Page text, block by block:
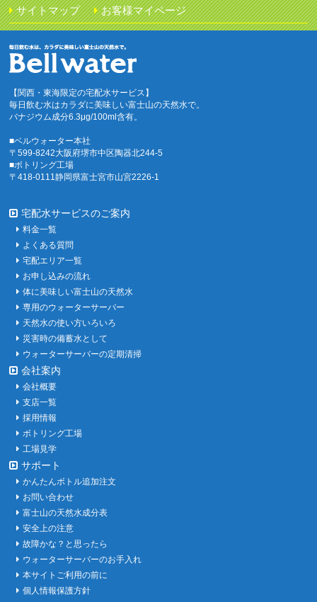
サイトマップ
お客様マイページ
【関西・東海限定の宅配水サービス】
毎日飲む水はカラダに美味しい富士山の天然水で。
バナジウム成分6.3μg/100ml含有。
■ベルウォーター本社
〒599-8242大阪府堺市中区陶器北244-5
■ボトリング工場
〒418-0111静岡県富士宮市山宮2226-1
宅配水サービスのご案内
料金一覧
よくある質問
宅配エリア一覧
お申し込みの流れ
体に美味しい富士山の天然水
専用のウォーターサーバー
天然水の使い方いろいろ
災害時の備蓄水として
ウォーターサーバーの定期清掃
会社案内
会社概要
支店一覧
採用情報
ボトリング工場
工場見学
サポート
かんたんボトル追加注文
お問い合わせ
富士山の天然水成分表
安全上の注意
故障かな？と思ったら
ウォーターサーバーのお手入れ
本サイトご利用の前に
個人情報保護方針